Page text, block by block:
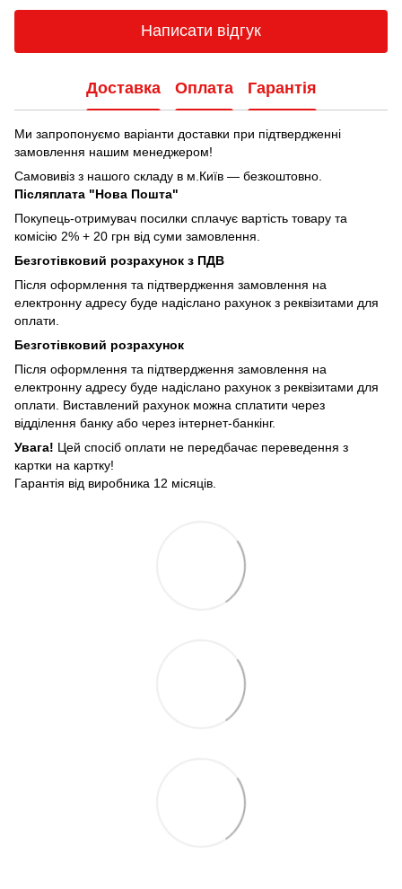
Написати відгук
Доставка Оплата Гарантія
Ми запропонуємо варіанти доставки при підтвердженні
замовлення нашим менеджером!
Самовивіз з нашого складу в м.Київ — безкоштовно.
Післяплата "Нова Пошта"
Покупець-отримувач посилки сплачує вартість товару та
комісію 2% + 20 грн від суми замовлення.
Безготівковий розрахунок з ПДВ
Після оформлення та підтвердження замовлення на
електронну адресу буде надіслано рахунок з реквізитами для
оплати.
Безготівковий розрахунок
Після оформлення та підтвердження замовлення на
електронну адресу буде надіслано рахунок з реквізитами для
оплати. Виставлений рахунок можна сплатити через
відділення банку або через інтернет-банкінг.
Увага! Цей спосіб оплати не передбачає переведення з
картки на картку!
Гарантія від виробника 12 місяців.